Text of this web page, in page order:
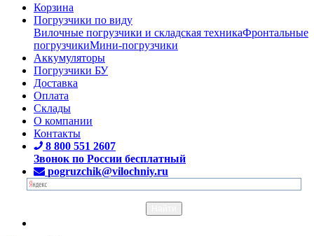
Корзина
Погрузчики по виду
Вилочные погрузчики и складская техникаФронтальные
погрузчикиМини-погрузчики
Аккумуляторы
Погрузчики БУ
Доставка
Оплата
Склады
О компании
Контакты
8 800 551 2607
Звонок по России бесплатный
pogruzchik@vilochniy.ru